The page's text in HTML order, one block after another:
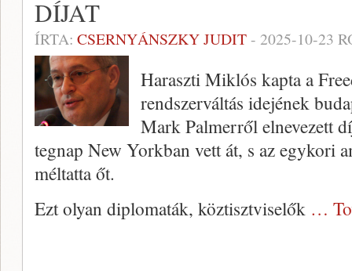
DÍJAT
ÍRTA: CSERNYÁNSZKY JUDIT- 2025-10-23
Haraszti Miklós kapta a
rendszerváltás idejének
Mark Palmerről elnevezett
tegnap New Yorkban vett át, s az egykori
méltatta őt.
Ezt olyan diplomaták, köztisztviselők …